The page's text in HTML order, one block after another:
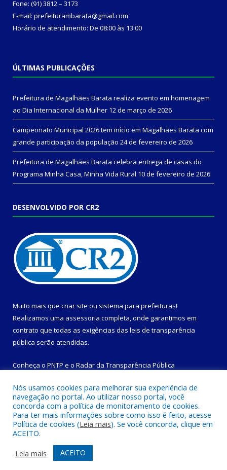
Fone: (91) 3812 – 3173
E-mail: prefeiturambarata@gmail.com
Horário de atendimento: De 08:00 às 13:00
ÚLTIMAS PUBLICAÇÕES
Prefeitura de Magalhães Barata realiza evento em homenagem
ao Dia Internacional da Mulher 12 de março de 2026
Campeonato Municipal 2026 tem início em Magalhães Barata com
grande participação da população 24 de fevereiro de 2026
Prefeitura de Magalhães Barata celebra entrega de casas do
Programa Minha Casa, Minha Vida Rural 10 de fevereiro de 2026
DESENVOLVIDO POR CR2
Muito mais que criar site ou sistema para prefeituras!
Realizamos uma assessoria completa, onde garantimos em
contrato que todas as exigências das leis de transparência
pública serão atendidas.
Conheça o PNTP e o Radar da Transparência Pública
Todos os direitos reservados a Prefeitura Municipal de
Magalhães Barata.
Mapa do Site
Acessar Área Administrativa
Acessar Webmail
Nós usamos cookies para melhorar sua experiência de
navegação no portal. Ao utilizar nosso portal, você
concorda com a política de monitoramento de cookies.
Para ter mais informações sobre como isso é feito, acesse
Política de cookies (Leia mais). Se você concorda, clique em
ACEITO.
Leia mais
ACEITO